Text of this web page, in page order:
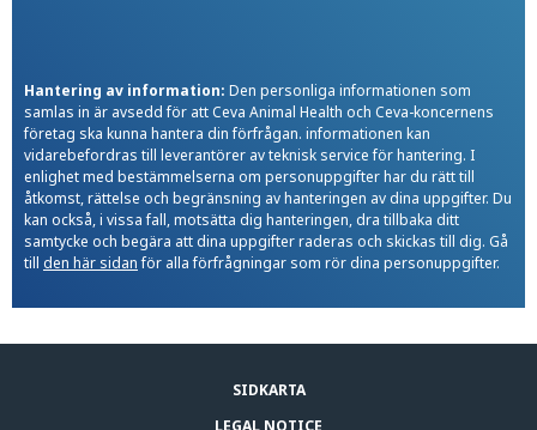
Hantering av information: Den personliga informationen som
samlas in är avsedd för att Ceva Animal Health och Ceva-koncernens
företag ska kunna hantera din förfrågan. informationen kan
vidarebefordras till leverantörer av teknisk service för hantering. I
enlighet med bestämmelserna om personuppgifter har du rätt till
åtkomst, rättelse och begränsning av hanteringen av dina uppgifter. Du
kan också, i vissa fall, motsätta dig hanteringen, dra tillbaka ditt
samtycke och begära att dina uppgifter raderas och skickas till dig. Gå
till den här sidanför alla förfrågningar som rör dina personuppgifter.
SIDKARTA
LEGAL NOTICE